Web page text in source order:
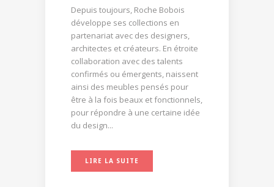
Depuis toujours, Roche Bobois
développe ses collections en
partenariat avec des designers,
architectes et créateurs. En étroite
collaboration avec des talents
confirmés ou émergents, naissent
ainsi des meubles pensés pour
être à la fois beaux et fonctionnels,
pour répondre à une certaine idée
du design...
LIRE LA SUITE